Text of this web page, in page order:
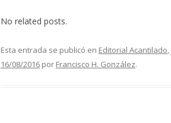
No related posts.
Esta entrada se publicó en Editorial Acantilado,
16/08/2016 por Francisco H. González.